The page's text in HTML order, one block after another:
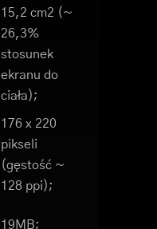
15,2 cm2 (~
26,3%
stosunek
ekranu do
ciała);
176 x 220
pikseli
(gęstość ~
128 ppi);
19MB;